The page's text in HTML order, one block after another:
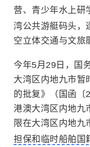
营、青少年水上研
湾公共游艇码头，
空立体交通与文旅
今年5月29日，国
大湾区内地九市暂
的批复》（国函〔
港澳大湾区内地九
限在大湾区内地九
担保和临时船舶国